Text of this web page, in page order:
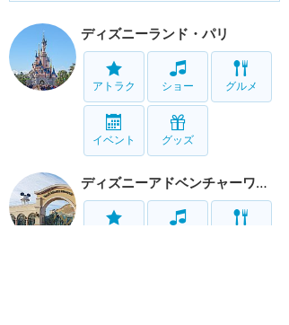
ディズニーランド・パリ
アトラク ショー グルメ
イベント グッズ
ディズニーアドベンチャーワールド